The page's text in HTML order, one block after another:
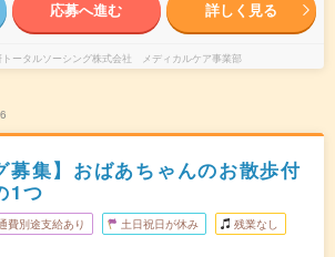
応募へ進む 詳しく見る
トータルソーシング株式会社 メディカルケア事業部
募集】おばあちゃんのお散歩付
1つ
費別途支給あり 土日祝日が休み 残業なし